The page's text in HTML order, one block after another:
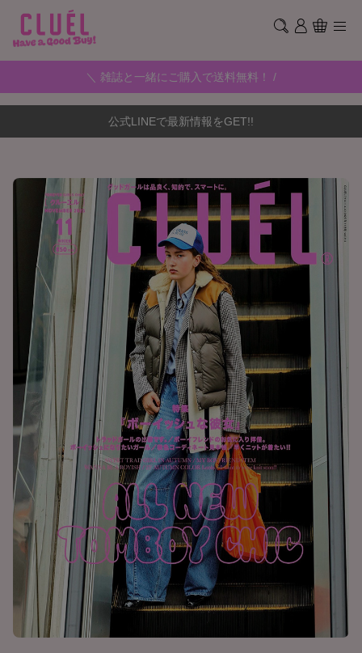
＼ 雑誌と一緒にご購入で送料無料！ /
公式LINEで最新情報をGET!!